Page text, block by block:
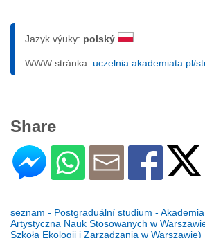
Jazyk výuky: polský
WWW stránka: uczelnia.akademiata.pl/
Share
seznam - Postgraduální studium -
Artystyczna Nauk Stosowanych w
Szkoła Ekologii i Zarządzania w Warszawie)